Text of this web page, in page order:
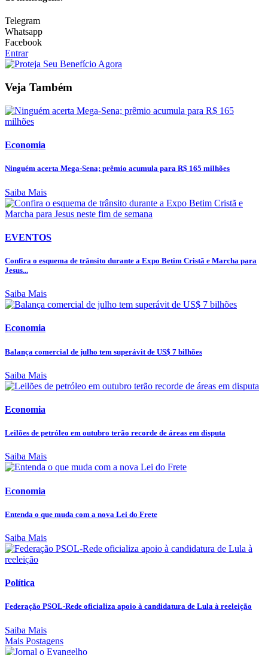
Telegram
Whatsapp
Facebook
Entrar
Veja Também
Economia
Ninguém acerta Mega-Sena; prêmio acumula para R$ 165 milhões
Saiba Mais
EVENTOS
Confira o esquema de trânsito durante a Expo Betim Cristã e Marcha para
Jesus...
Saiba Mais
Economia
Balança comercial de julho tem superávit de US$ 7 bilhões
Saiba Mais
Economia
Leilões de petróleo em outubro terão recorde de áreas em disputa
Saiba Mais
Economia
Entenda o que muda com a nova Lei do Frete
Saiba Mais
Política
Federação PSOL-Rede oficializa apoio à candidatura de Lula à reeleição
Saiba Mais
Mais Postagens